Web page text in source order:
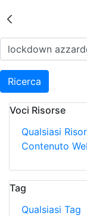
Ricerca
Voci Risorse
Qualsiasi
Contenuto
Tag
Qualsiasi Tag